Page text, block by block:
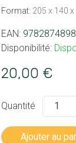
Format: 205 x 140
EAN:
Disponibilité:
20,00 €
Quantité